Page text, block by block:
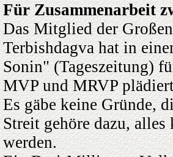
Für Zusammenarbeit
Das Mitglied der
Terbishdagva hat in
Sonin" (Tageszeitung)
MVP und MRVP
Es gäbe keine Gründe,
Streit gehöre dazu,
werden.